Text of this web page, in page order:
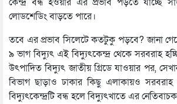
কেন্দ্র বন্ধ হওয়ার এর প্রভাব পড়তে যাচ্ছে
লোডশেডিং বাড়তে পারে।
তবে এর প্রভাব সিলেটে কতটুকু পড়বে? জানা
৯ ভাগ বিদ্যুৎ এই বিদ্যুৎকেন্দ্র থেকে সরবরাহ
উৎপাদিত বিদ্যুৎ জাতীয় গ্রিডে যাওয়ার পর,
বিভাগ ছাড়াও ঢাকার কিছু এলাকায়ও
বিদ্যুৎকেন্দ্রটি বন্ধ হলে বিদ্যুৎখাতে এর